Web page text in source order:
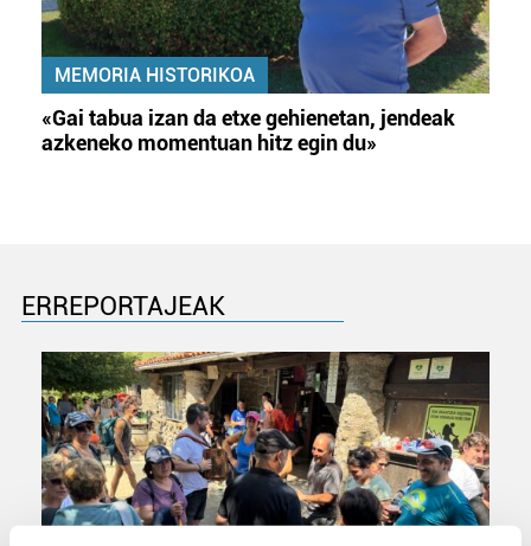
MEMORIA HISTORIKOA
«Gai tabua izan da etxe gehienetan, jendeak
azkeneko momentuan hitz egin du»
ERREPORTAJEAK